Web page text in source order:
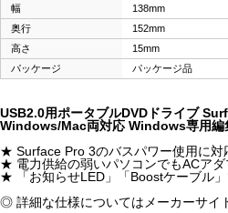
幅
138mm
奥行
152mm
高さ
15mm
パッケージ
パッケージ品
USB2.0用ポータブルDVDドライブ
Windows/Mac両対応 Windows専用編
★ Surface Pro 3のバスパワー使用に対
★ 電力供給の弱いパソコンでもACア
★ 「お知らせLED」「Boostケーブル
◎ 詳細な仕様についてはメーカーサイ